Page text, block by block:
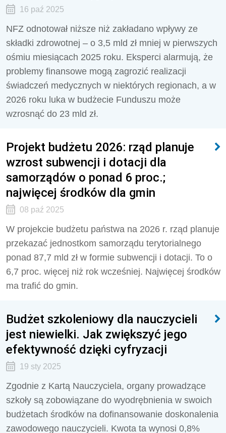
16 paź 2025
NFZ odnotował niższe niż zakładano wpływy ze
składki zdrowotnej – o 3,5 mld zł mniej w pierwszych
ośmiu miesiącach 2025 roku. Eksperci alarmują, że
problemy finansowe mogą zagrozić realizacji
świadczeń medycznych w niektórych regionach, a w
2026 roku luka w budżecie Funduszu może
wzrosnąć do 23 mld zł.
Projekt budżetu 2026: rząd planuje
wzrost subwencji i dotacji dla
samorządów o ponad 6 proc.;
najwięcej środków dla gmin
08 paź 2025
W projekcie budżetu państwa na 2026 r. rząd planuje
przekazać jednostkom samorządu terytorialnego
ponad 87,7 mld zł w formie subwencji i dotacji. To o
6,7 proc. więcej niż rok wcześniej. Najwięcej środków
ma trafić do gmin.
Budżet szkoleniowy dla nauczycieli
jest niewielki. Jak zwiększyć jego
efektywność dzięki cyfryzacji
19 sty 2025
Zgodnie z Kartą Nauczyciela, organy prowadzące
szkoły są zobowiązane do wyodrębnienia w swoich
budżetach środków na dofinansowanie doskonalenia
zawodowego nauczycieli. Kwota ta wynosi 0,8%